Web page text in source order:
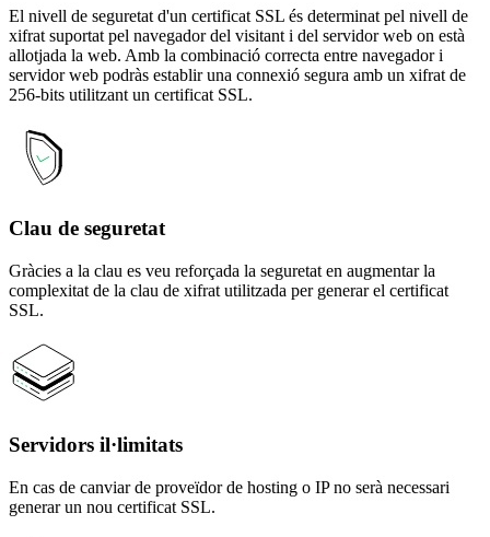
El nivell de seguretat d'un certificat SSL és determinat pel nivell de
xifrat suportat pel navegador del visitant i del servidor web on està
allotjada la web. Amb la combinació correcta entre navegador i
servidor web podràs establir una connexió segura amb un xifrat de
256-bits utilitzant un certificat SSL.
Clau de seguretat
Gràcies a la clau es veu reforçada la seguretat en augmentar la
complexitat de la clau de xifrat utilitzada per generar el certificat
SSL.
Servidors il·limitats
En cas de canviar de proveïdor de hosting o IP no serà necessari
generar un nou certificat SSL.